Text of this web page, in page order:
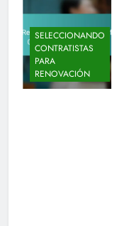
SELECCIONANDO
CONTRATISTAS
PARA
RENOVACIÓN